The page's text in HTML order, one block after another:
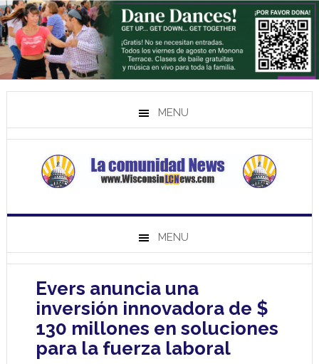
MENU
MENU
Evers anuncia una
inversión innovadora de $
130 millones en soluciones
para la fuerza laboral